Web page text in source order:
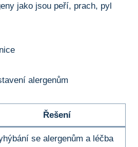
jako jsou peří, prach, pyl
alergenům
Řešení
se alergenům a léčba